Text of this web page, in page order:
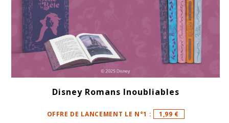
Disney Romans Inoubliables
OFFRE DE LANCEMENT LE N°1 : 1,99 €